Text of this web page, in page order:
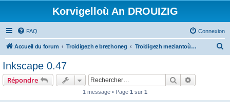
Korvigelloù An DROUIZIG
FAQ Connexion
Accueil du forum Troidigezh e brezhoneg Troidigezh meziantoù all (frank a wirioù evit an darn vrasañ anezho)
Inkscape 0.47
Répondre Rechercher
1 message • Page 1 sur 1